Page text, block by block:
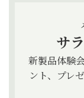
サ
新製品体験
ント、プレ